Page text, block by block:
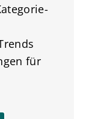
für